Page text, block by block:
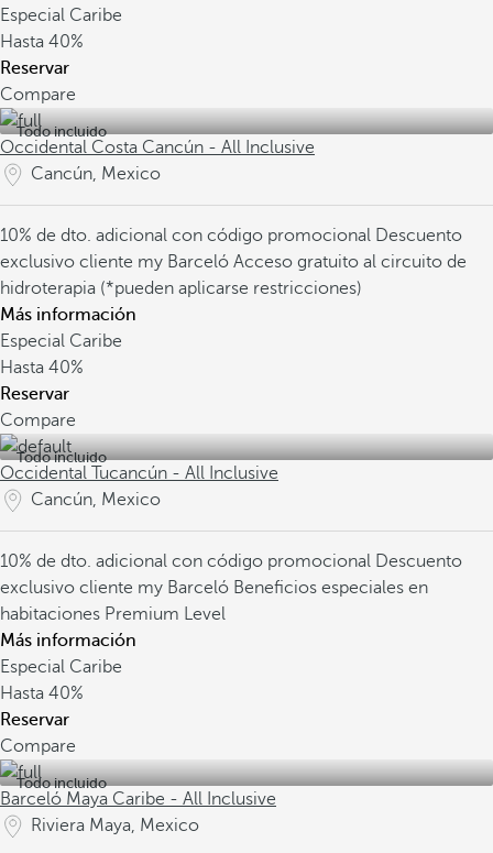
Especial Caribe
Hasta 40%
Reservar
Compare
Todo incluido
Occidental Costa Cancún - All Inclusive
Cancún, Mexico
10% de dto. adicional con código promocional Descuento
exclusivo cliente my Barceló Acceso gratuito al circuito de
hidroterapia (*pueden aplicarse restricciones)
Más información
Especial Caribe
Hasta 40%
Reservar
Compare
Todo incluido
Occidental Tucancún - All Inclusive
Cancún, Mexico
10% de dto. adicional con código promocional Descuento
exclusivo cliente my Barceló Beneficios especiales en
habitaciones Premium Level
Más información
Especial Caribe
Hasta 40%
Reservar
Compare
Todo incluido
Barceló Maya Caribe - All Inclusive
Riviera Maya, Mexico